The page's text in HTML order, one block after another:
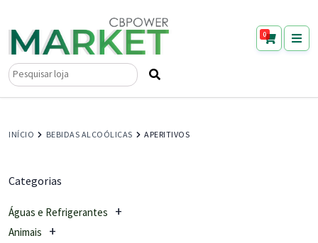
0
Pesquisar
INÍCIO BEBIDAS ALCOÓLICAS APERITIVOS
Categorias
Águas e Refrigerantes
Animais